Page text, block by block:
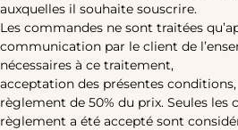
auxquelles il souhaite souscrire.
Les commandes ne sont traitées
communication par le client de
nécessaires à ce traitement,
acceptation des présentes conditions,
règlement de 50% du prix. Seules les
règlement a été accepté sont